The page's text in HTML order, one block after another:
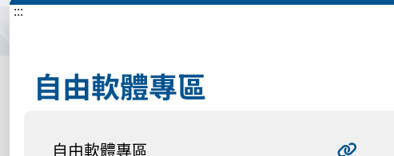
:::
自由軟體專區
自由軟體專區